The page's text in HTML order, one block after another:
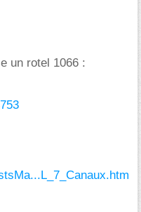
un rotel 1066 :